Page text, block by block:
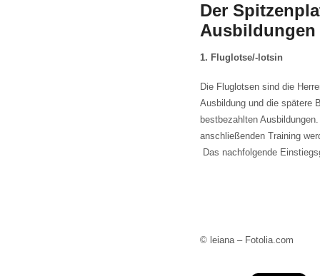
Der
Ausbildungen
1. Fluglotse/-lotsin
Die Fluglotsen sind die
Ausbildung und die spätere
bestbezahlten
anschließenden Training
Das nachfolgende
© leiana – Fotolia.com